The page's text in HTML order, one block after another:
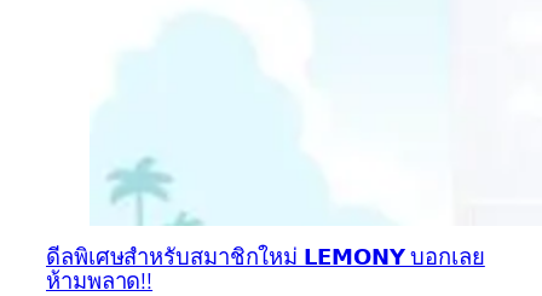
ดีลพิเศษสำหรับสมาชิกใหม่ 𝗟𝗘𝗠𝗢𝗡𝗬 บอกเลย
ห้ามพลาด!!